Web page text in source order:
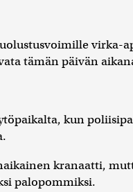
virka-
tämän päivän
kun
kranaatti,
palopommiksi.